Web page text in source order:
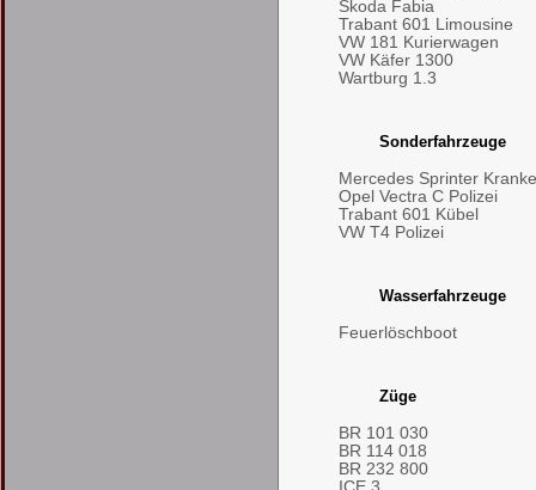
Skoda Fabia
Trabant 601 Limousine
VW 181 Kurierwagen
VW Käfer 1300
Wartburg 1.3
Sonderfahrzeuge
Mercedes Sprinter
Opel Vectra C Polizei
Trabant 601 Kübel
VW T4 Polizei
Wasserfahrzeuge
Feuerlöschboot
Züge
BR 101 030
BR 114 018
BR 232 800